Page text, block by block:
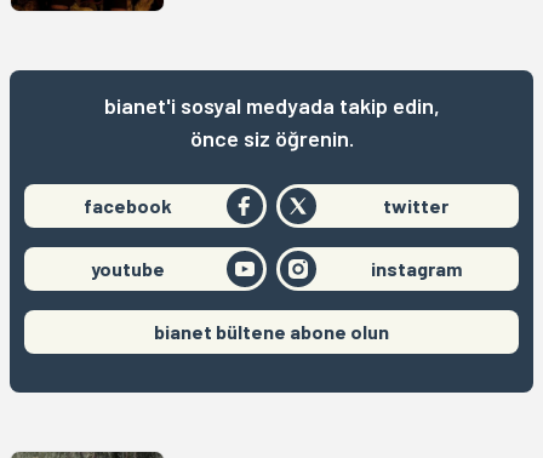
bianet'i sosyal medyada takip edin,
önce siz öğrenin.
facebook twitter
youtube instagram
bianet bültene abone olun